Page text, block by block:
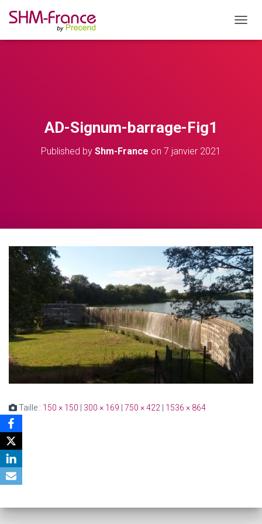
AD-Signum-barrage-Fig1
Published by Shm-France on 7 janvier 2021
Taille : 150 × 150 300 × 169 750 × 422 1536 × 864